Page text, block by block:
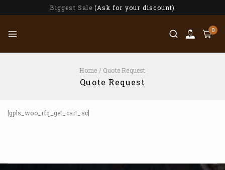
Biggest Sale (Ask for your discount)
0
Home / Quote Request
Quote Request
[gpls_woo_rfq_get_cart_sc]